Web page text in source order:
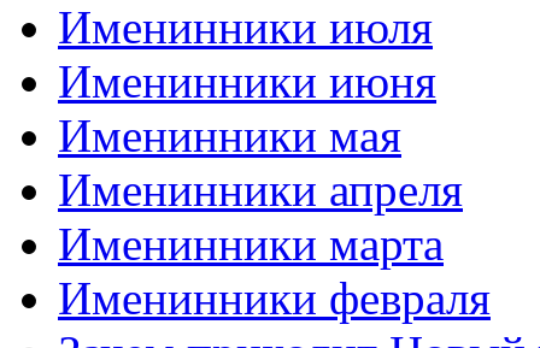
Именинники июля
Именинники июня
Именинники мая
Именинники апреля
Именинники марта
Именинники февраля